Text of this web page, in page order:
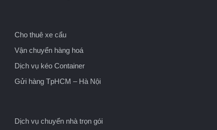
Cho thuê xe cẩu
Vận chuyển hàng hoá
Dịch vụ kéo Container
Gửi hàng TpHCM – Hà Nội
Dịch vụ chuyển nhà trọn gói